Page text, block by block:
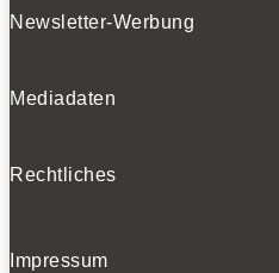
Newsletter-Werbung
Mediadaten
Rechtliches
Impressum